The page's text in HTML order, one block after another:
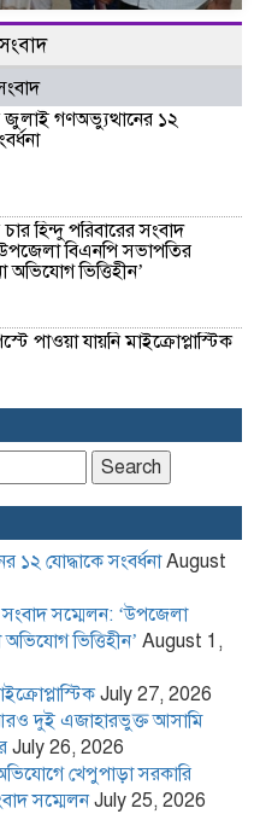
গণঅভ্যুত্থানের ১২
হিন্দু পরিবারের সংবাদ
বিএনপি সভাপতির
অভিযোগ ভিত্তিহীন’
পাওয়া যায়নি মাইক্রোপ্লাস্টিক
হত্যা মামলার আরও দুই
আসামি ঢাকা-নারায়ণগঞ্জ থেকে
রায় গোপনের অভিযোগে
সম্মেলন
কমিটি গঠন
রাষ্ট্রপতি
১২ যোদ্ধাকে সংবর্ধনা August
সংবাদ সম্মেলন: ‘উপজেলা
ভিত্তিহীন’ August 1,
July 27, 2026
দুই এজাহারভুক্ত আসামি
July 26, 2026
খেপুপাড়া সরকারি
সম্মেলন July 25, 2026